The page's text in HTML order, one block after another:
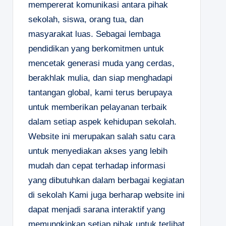
mempererat komunikasi antara pihak
sekolah, siswa, orang tua, dan
masyarakat luas. Sebagai lembaga
pendidikan yang berkomitmen untuk
mencetak generasi muda yang cerdas,
berakhlak mulia, dan siap menghadapi
tantangan global, kami terus berupaya
untuk memberikan pelayanan terbaik
dalam setiap aspek kehidupan sekolah.
Website ini merupakan salah satu cara
untuk menyediakan akses yang lebih
mudah dan cepat terhadap informasi
yang dibutuhkan dalam berbagai kegiatan
di sekolah Kami juga berharap website ini
dapat menjadi sarana interaktif yang